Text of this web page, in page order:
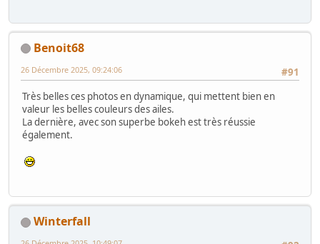
Benoit68
#91
26 Décembre 2025, 09:24:06
Très belles ces photos en dynamique, qui mettent bien en
valeur les belles couleurs des ailes.
La dernière, avec son superbe bokeh est très réussie
également.
Winterfall